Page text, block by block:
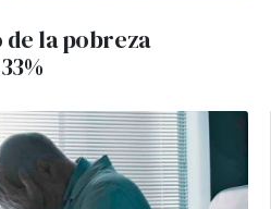
de la pobreza